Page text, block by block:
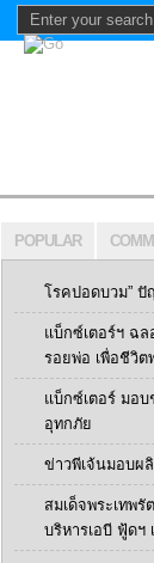
POPULAR
โรคปอดบวม”
แบ็กซ์เตอร์ฯ ฉ
รอยพ่อ เพื่อชีวิต
แบ็กซ์เตอร์ มอ
อุทกภัย
ข่าวพีเจ้นมอบ
สมเด็จพระเทพ
บริหารเอบี ฟู้ดฯ